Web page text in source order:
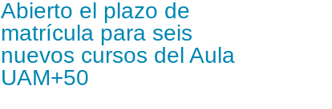
Abierto el plazo de
matrícula para seis
nuevos cursos del Aula
UAM+50